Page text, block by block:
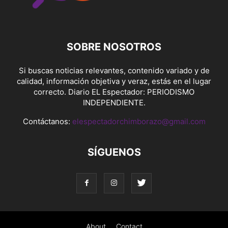
SOBRE NOSOTROS
Si buscas noticias relevantes, contenido variado y de
calidad, información objetiva y veraz, estás en el lugar
correcto. Diario EL Espectador: PERIODISMO
INDEPENDIENTE.
Contáctanos: elespectadorchimborazo@gmail.com
SÍGUENOS